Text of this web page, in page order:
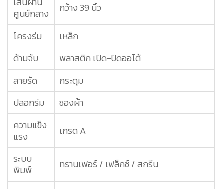
ศูนย์กลาง
กว้าง 39 นิ้ว
โครงร่ม
เหล็ก
ด้ามจับ
พลาสติก เปิด-ปิดออโต้
สายรัด
กระดุม
ปลอกร่ม
ซองผ้า
ความแข็ง
แรง
เกรด A
ระบบ
พิมพ์
ทรานเฟอร์ / เฟล็กซ์ / สกรีน